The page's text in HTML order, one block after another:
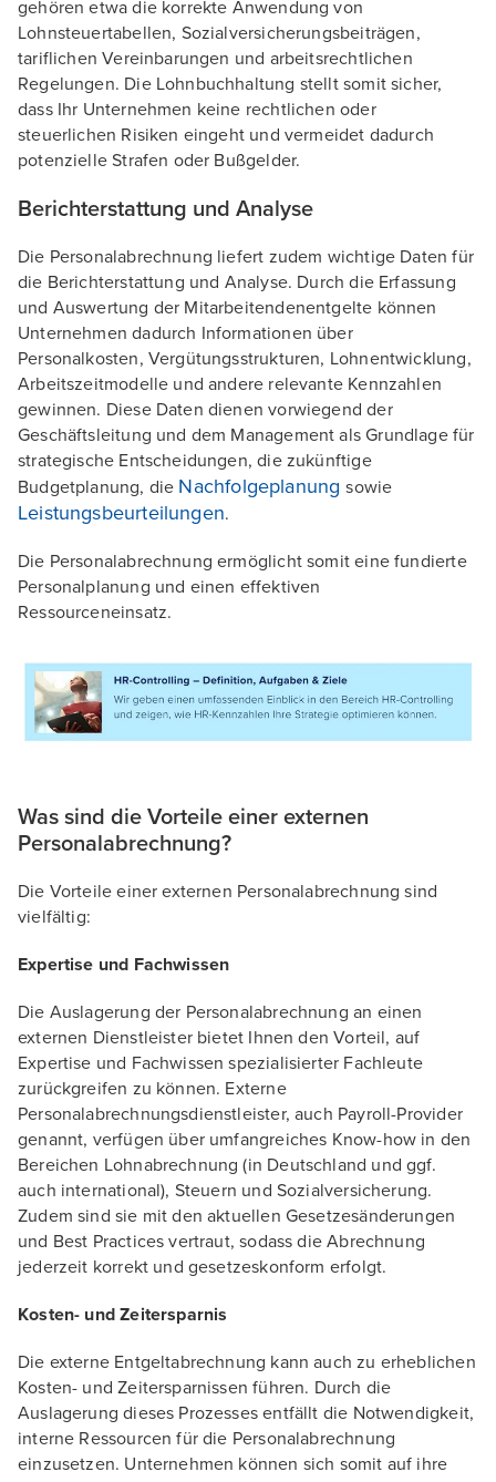
gehören etwa die korrekte Anwendung von
Lohnsteuertabellen, Sozialversicherungsbeiträgen,
tariflichen Vereinbarungen und arbeitsrechtlichen
Regelungen. Die Lohnbuchhaltung stellt somit sicher,
dass Ihr Unternehmen keine rechtlichen oder
steuerlichen Risiken eingeht und vermeidet dadurch
potenzielle Strafen oder Bußgelder.
Berichterstattung und Analyse
Die Personalabrechnung liefert zudem wichtige Daten für
die Berichterstattung und Analyse. Durch die Erfassung
und Auswertung der Mitarbeitendenentgelte können
Unternehmen dadurch Informationen über
Personalkosten, Vergütungsstrukturen, Lohnentwicklung,
Arbeitszeitmodelle und andere relevante Kennzahlen
gewinnen. Diese Daten dienen vorwiegend der
Geschäftsleitung und dem Management als Grundlage für
strategische Entscheidungen, die zukünftige
Budgetplanung, die Nachfolgeplanungsowie
Leistungsbeurteilungen.
Die Personalabrechnung ermöglicht somit eine fundierte
Personalplanung und einen effektiven
Ressourceneinsatz.
Was sind die Vorteile einer externen
Personalabrechnung?
Die Vorteile einer externen Personalabrechnung sind
vielfältig:
Expertise und Fachwissen
Die Auslagerung der Personalabrechnung an einen
externen Dienstleister bietet Ihnen den Vorteil, auf
Expertise und Fachwissen spezialisierter Fachleute
zurückgreifen zu können. Externe
Personalabrechnungsdienstleister, auch Payroll-Provider
genannt, verfügen über umfangreiches Know-how in den
Bereichen Lohnabrechnung (in Deutschland und ggf.
auch international), Steuern und Sozialversicherung.
Zudem sind sie mit den aktuellen Gesetzesänderungen
und Best Practices vertraut, sodass die Abrechnung
jederzeit korrekt und gesetzeskonform erfolgt.
Kosten- und Zeitersparnis
Die externe Entgeltabrechnung kann auch zu erheblichen
Kosten- und Zeitersparnissen führen. Durch die
Auslagerung dieses Prozesses entfällt die Notwendigkeit,
interne Ressourcen für die Personalabrechnung
einzusetzen. Unternehmen können sich somit auf ihre